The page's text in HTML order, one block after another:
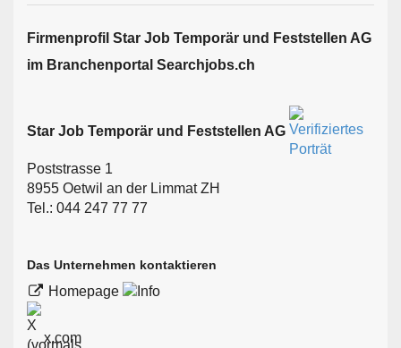
Firmen­profil Star Job Temporär und Feststellen AG
im Branchen­portal Searchjobs.ch
Star Job Temporär und Feststellen AG
Poststrasse 1
8955 Oetwil an der Limmat ZH
Tel.: 044 247 77 77
Das Unternehmen kontaktieren
Homepage
x.com